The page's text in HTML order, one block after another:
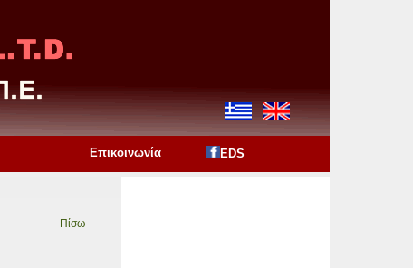
Επικοινωνία EDS
Πίσω